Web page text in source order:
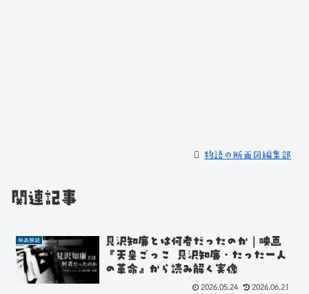
物語の断面図編集部
関連記事
映画解読
見沢知廉とは何者だったのか｜映画
『天皇ごっこ 見沢知廉・たった一人
の革命』から読み解く実像
2026.05.24 2026.06.21